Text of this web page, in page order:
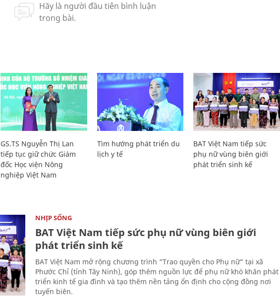
GS.TS Nguyễn Thị Lan
tiếp tục giữ chức Giám
đốc Học viện Nông
nghiệp Việt Nam
Tìm hướng phát triển du
lịch y tế
BAT Việt Nam tiếp sức
phụ nữ vùng biên giới
phát triển sinh kế
NHỊP SỐNG
BAT Việt Nam tiếp sức phụ nữ vùng biên giới
phát triển sinh kế
BAT Việt Nam mở rộng chương trình “Trao quyền cho Phụ nữ” tại xã
Phước Chỉ (tỉnh Tây Ninh), góp thêm nguồn lực để phụ nữ khó khăn phát
triển kinh tế gia đình và tạo thêm nền tảng ổn định cho cộng đồng nơi
tuyến biên.